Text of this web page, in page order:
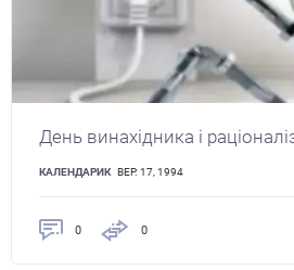
День винахідника і
КАЛЕНДАРИК ВЕР. 17, 1994
0 0